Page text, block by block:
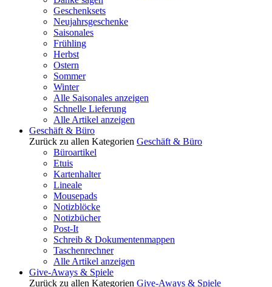
Geschenksets
Neujahrsgeschenke
Saisonales
Frühling
Herbst
Ostern
Sommer
Winter
Alle Saisonales anzeigen
Schnelle Lieferung
Alle Artikel anzeigen
Geschäft & Büro
Zurück zu allen Kategorien Geschäft & Büro
Büroartikel
Etuis
Kartenhalter
Lineale
Mousepads
Notizblöcke
Notizbücher
Post-It
Schreib & Dokumentenmappen
Taschenrechner
Alle Artikel anzeigen
Give-Aways & Spiele
Zurück zu allen Kategorien Give-Aways & Spiele